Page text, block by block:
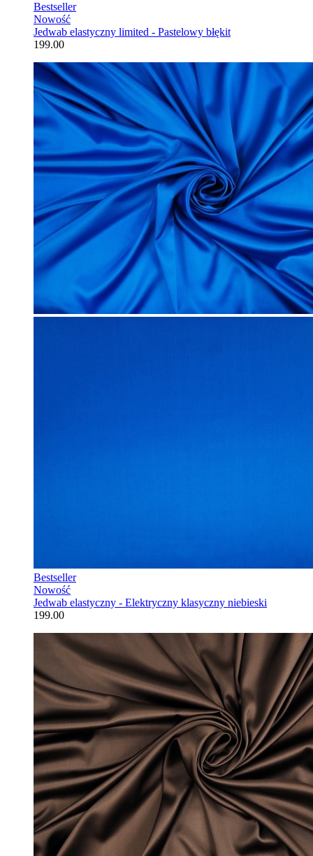
Bestseller
Nowość
Jedwab elastyczny limited - Pastelowy błękit
199.00
Bestseller
Nowość
Jedwab elastyczny - Elektryczny klasyczny niebieski
199.00